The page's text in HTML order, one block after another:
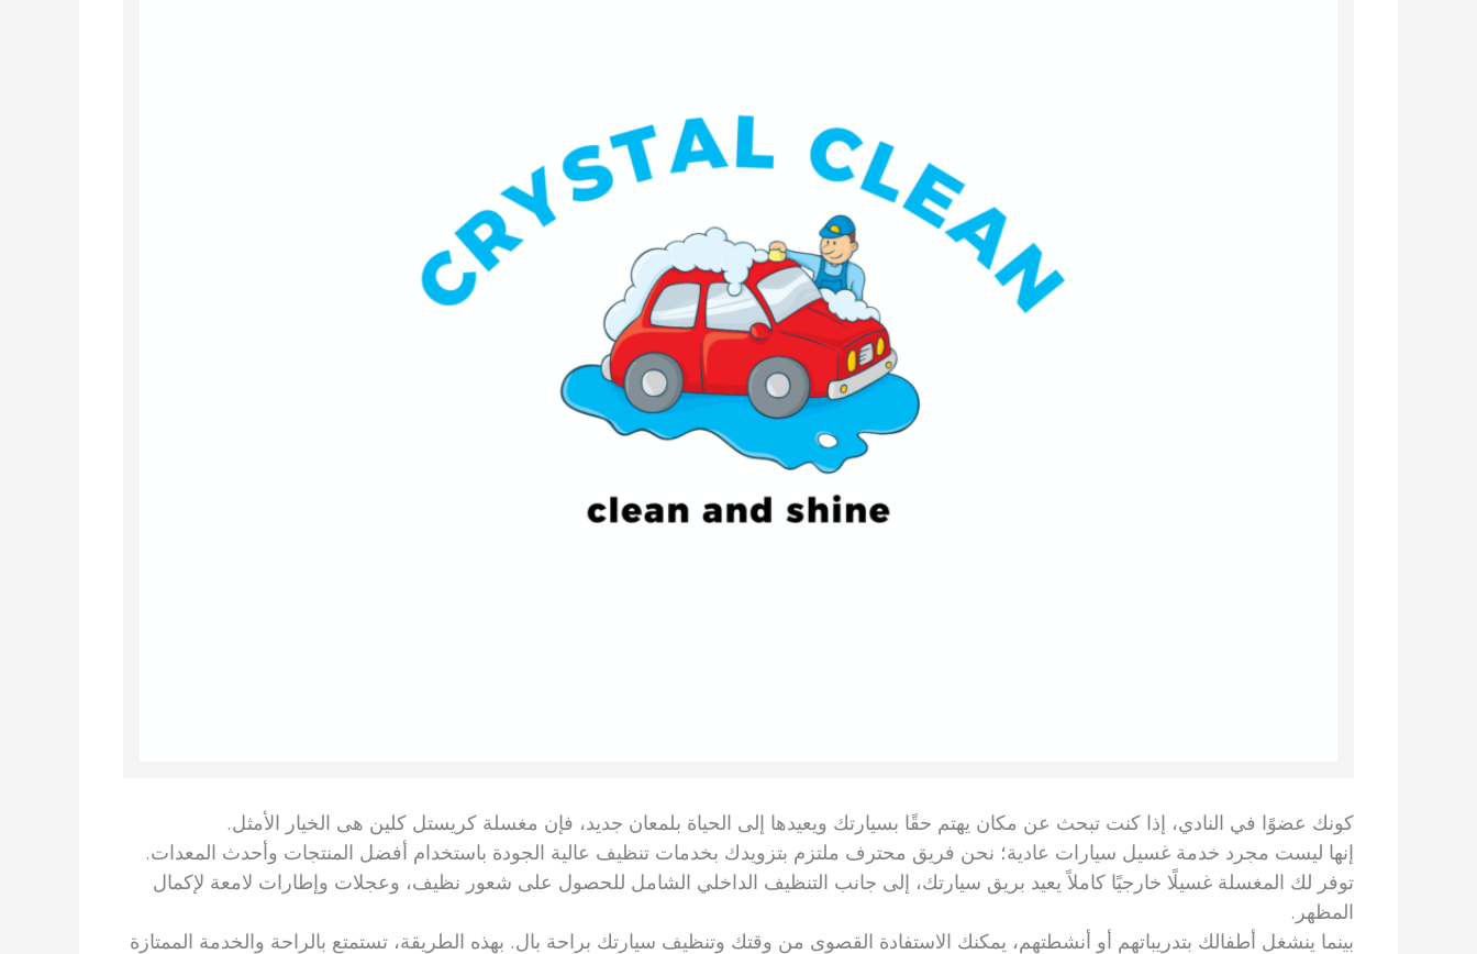
كونك عضوًا في النادي، إذا كنت تبحث عن مكان يهتم حقًا بسيارتك ويعيدها إلى الحياة بلمعان جديد، فإن مغسلة كريستل كلين هى الخيار الأمثل.
إنها ليست مجرد خدمة غسيل سيارات عادية؛ نحن فريق محترف ملتزم بتزويدك بخدمات تنظيف عالية الجودة باستخدام أفضل المنتجات وأحدث المعدات.
توفر لك المغسلة غسيلًا خارجيًا كاملاً يعيد بريق سيارتك، إلى جانب التنظيف الداخلي الشامل للحصول على شعور نظيف، وعجلات وإطارات لامعة لإكمال
المظهر.
بينما ينشغل أطفالك بتدريباتهم أو أنشطتهم، يمكنك الاستفادة القصوى من وقتك وتنظيف سيارتك براحة بال. بهذه الطريقة، تستمتع بالراحة والخدمة الممتازة